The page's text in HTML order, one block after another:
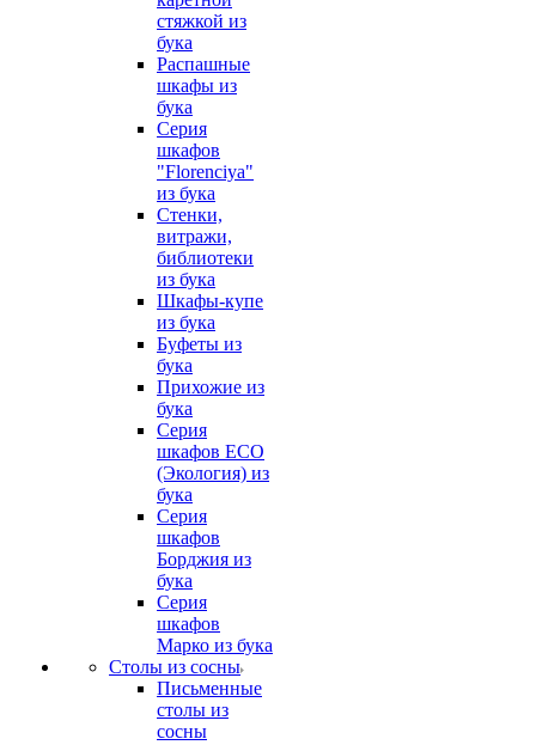
стяжкой из
бука
Распашные
шкафы из
бука
Серия
шкафов
"Florenciya"
из бука
Стенки,
витражи,
библиотеки
из бука
Шкафы-купе
из бука
Буфеты из
бука
Прихожие из
бука
Серия
шкафов ECO
(Экология) из
бука
Серия
шкафов
Борджия из
бука
Серия
шкафов
Марко из бука
Столы из сосны
Письменные
столы из
сосны